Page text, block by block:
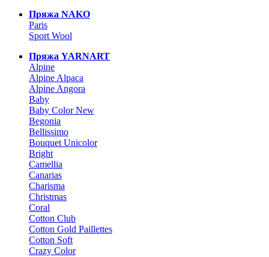
Пряжа NAKO
Paris
Sport Wool
Пряжа YARNART
Alpine
Alpine Alpaca
Alpine Angora
Baby
Baby Color New
Begonia
Bellissimo
Bouquet Unicolor
Bright
Camellia
Canarias
Charisma
Christmas
Coral
Cotton Club
Cotton Gold Paillettes
Cotton Soft
Crazy Color